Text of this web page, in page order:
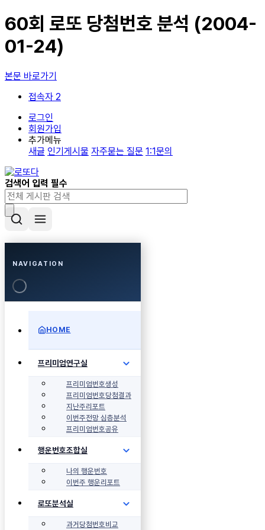
60회 로또 당첨번호 분석 (2004-
01-24)
본문 바로가기
접속자 2
로그인
회원가입
추가메뉴
새글 인기게시물 자주묻는 질문 1:1문의
검색어 입력 필수
NAVIGATION
HOME
프리미엄연구실
프리미엄번호생성
프리미엄번호당첨결과
지난주리포트
이번주전망 심층분석
프리미엄번호공유
행운번호조합실
나의 행운번호
이번주 행운리포트
로또분석실
과거당첨번호비교